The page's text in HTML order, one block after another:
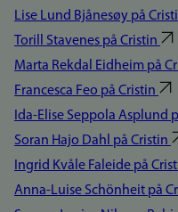
Lise Lund Bjånesøy på
Torill Stavenes på Cristin
Marta Rekdal Eidheim på
Francesca Feo på Cristin
Ida-Elise Seppola Asplund
Soran Hajo Dahl på Cristin
Ingrid Kvåle Faleide på
Anna-Luise Schönheit på